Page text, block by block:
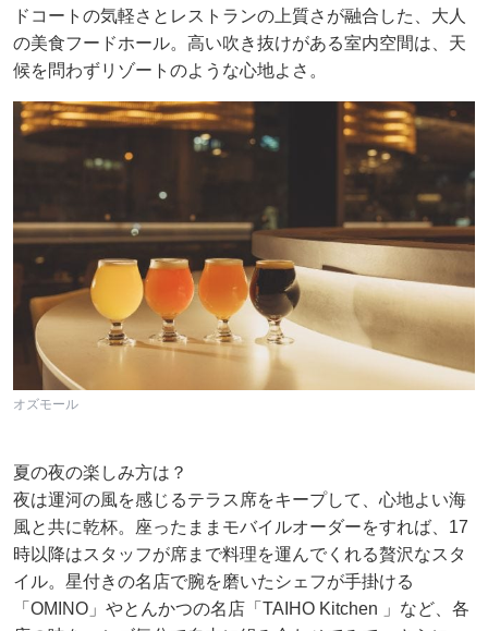
ドコートの気軽さとレストランの上質さが融合した、大人
の美食フードホール。高い吹き抜けがある室内空間は、天
候を問わずリゾートのような心地よさ。
オズモール
夏の夜の楽しみ方は？
夜は運河の風を感じるテラス席をキープして、心地よい海
風と共に乾杯。座ったままモバイルオーダーをすれば、17
時以降はスタッフが席まで料理を運んでくれる贅沢なスタ
イル。星付きの名店で腕を磨いたシェフが手掛ける
「OMINO」やとんかつの名店「TAIHO Kitchen 」など、各